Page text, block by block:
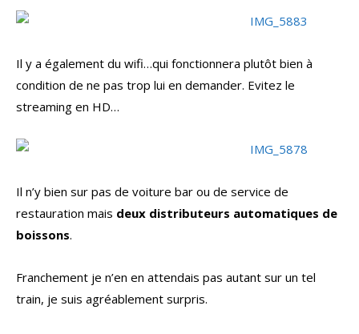
Il y a également du wifi…qui fonctionnera plutôt bien à
condition de ne pas trop lui en demander. Evitez le
streaming en HD…
Il n’y bien sur pas de voiture bar ou de service de
restauration mais deux distributeurs automatiques de
boissons.
Franchement je n’en en attendais pas autant sur un tel
train, je suis agréablement surpris.